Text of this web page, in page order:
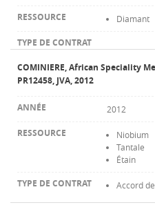
Diamant
COMINIERE, African Speciality
PR12458, JVA, 2012
2012
Niobium
Tantale
Étain
Accord